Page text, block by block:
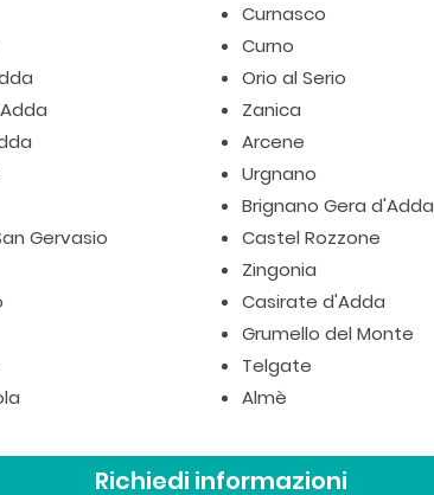
Gervasio
Curnasco
Curno
Orio al Serio
Zanica
Arcene
Urgnano
Brignano Gera d'Adda
Castel Rozzone
Zingonia
Casirate d'Adda
Grumello del Monte
Telgate
Almè
Richiedi informazioni